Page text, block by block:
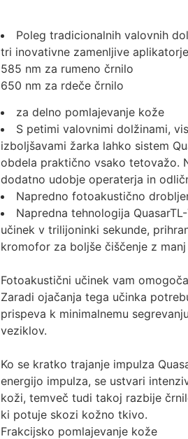
Poleg tradicionalnih valovnih
tri inovativne zamenljive
585 nm za rumeno črnilo
650 nm za rdeče črnilo
za delno pomlajevanje kože
S petimi valovnimi dolžinami,
izboljšavami žarka lahko sistem
obdela praktično vsako tetovažo.
dodatno udobje operaterja in
Napredno fotoakustično
Napredna tehnologija
učinek v trilijoninki sekunde,
kromofor za boljše čiščenje z
Fotoakustični učinek vam
Zaradi ojačanja tega učinka
prispeva k minimalnemu
veziklov.
Ko se kratko trajanje impulza
energijo impulza, se ustvari
koži, temveč tudi takoj razbije
ki potuje skozi kožno tkivo.
Frakcijsko pomlajevanje kože